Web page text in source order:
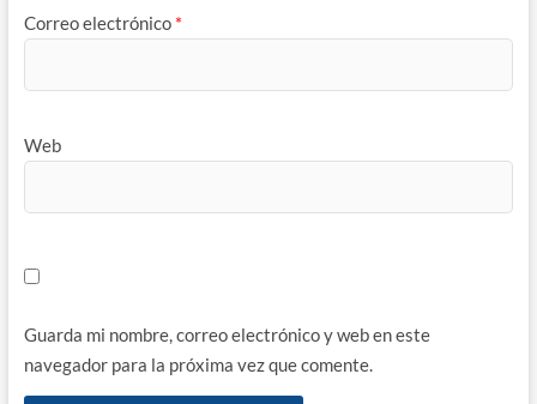
Correo electrónico *
Web
Guarda mi nombre, correo electrónico y web en este
navegador para la próxima vez que comente.